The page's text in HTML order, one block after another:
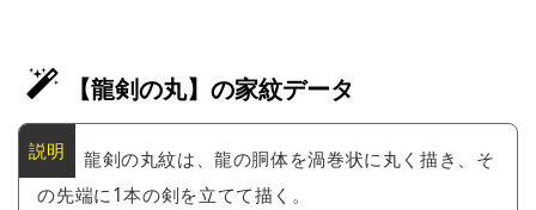
【龍剣の丸】の家紋データ
龍剣の丸紋は、龍の胴体を渦巻状に丸く描き、そ
の先端に1本の剣を立てて描く。